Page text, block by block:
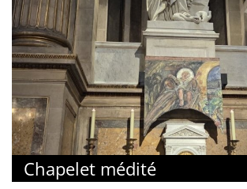
Chapelet médité